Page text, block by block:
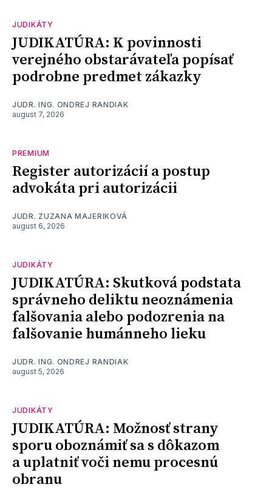
JUDIKÁTY
JUDIKATÚRA: K povinnosti
verejného obstarávateľa popísať
podrobne predmet zákazky
JUDR. ING. ONDREJ RANDIAK
august 7, 2026
PREMIUM
Register autorizácií a postup
advokáta pri autorizácii
JUDR. ZUZANA MAJERIKOVÁ
august 6, 2026
JUDIKÁTY
JUDIKATÚRA: Skutková podstata
správneho deliktu neoznámenia
falšovania alebo podozrenia na
falšovanie humánneho lieku
JUDR. ING. ONDREJ RANDIAK
august 5, 2026
JUDIKÁTY
JUDIKATÚRA: Možnosť strany
sporu oboznámiť sa s dôkazom
a uplatniť voči nemu procesnú
obranu